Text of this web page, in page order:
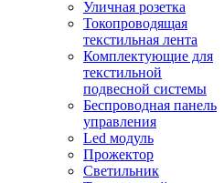
Уличная розетка
Токопроводящая
текстильная лента
Комплектующие для
текстильной
подвесной системы
Беспроводная панель
управления
Led модуль
Прожектор
Светильник